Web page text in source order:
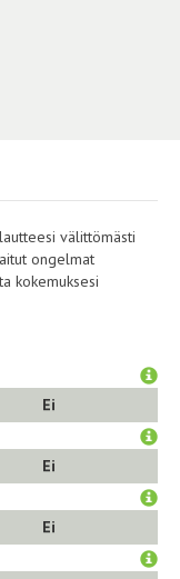
välittömästi
kokemuksesi
Ei
Ei
Ei